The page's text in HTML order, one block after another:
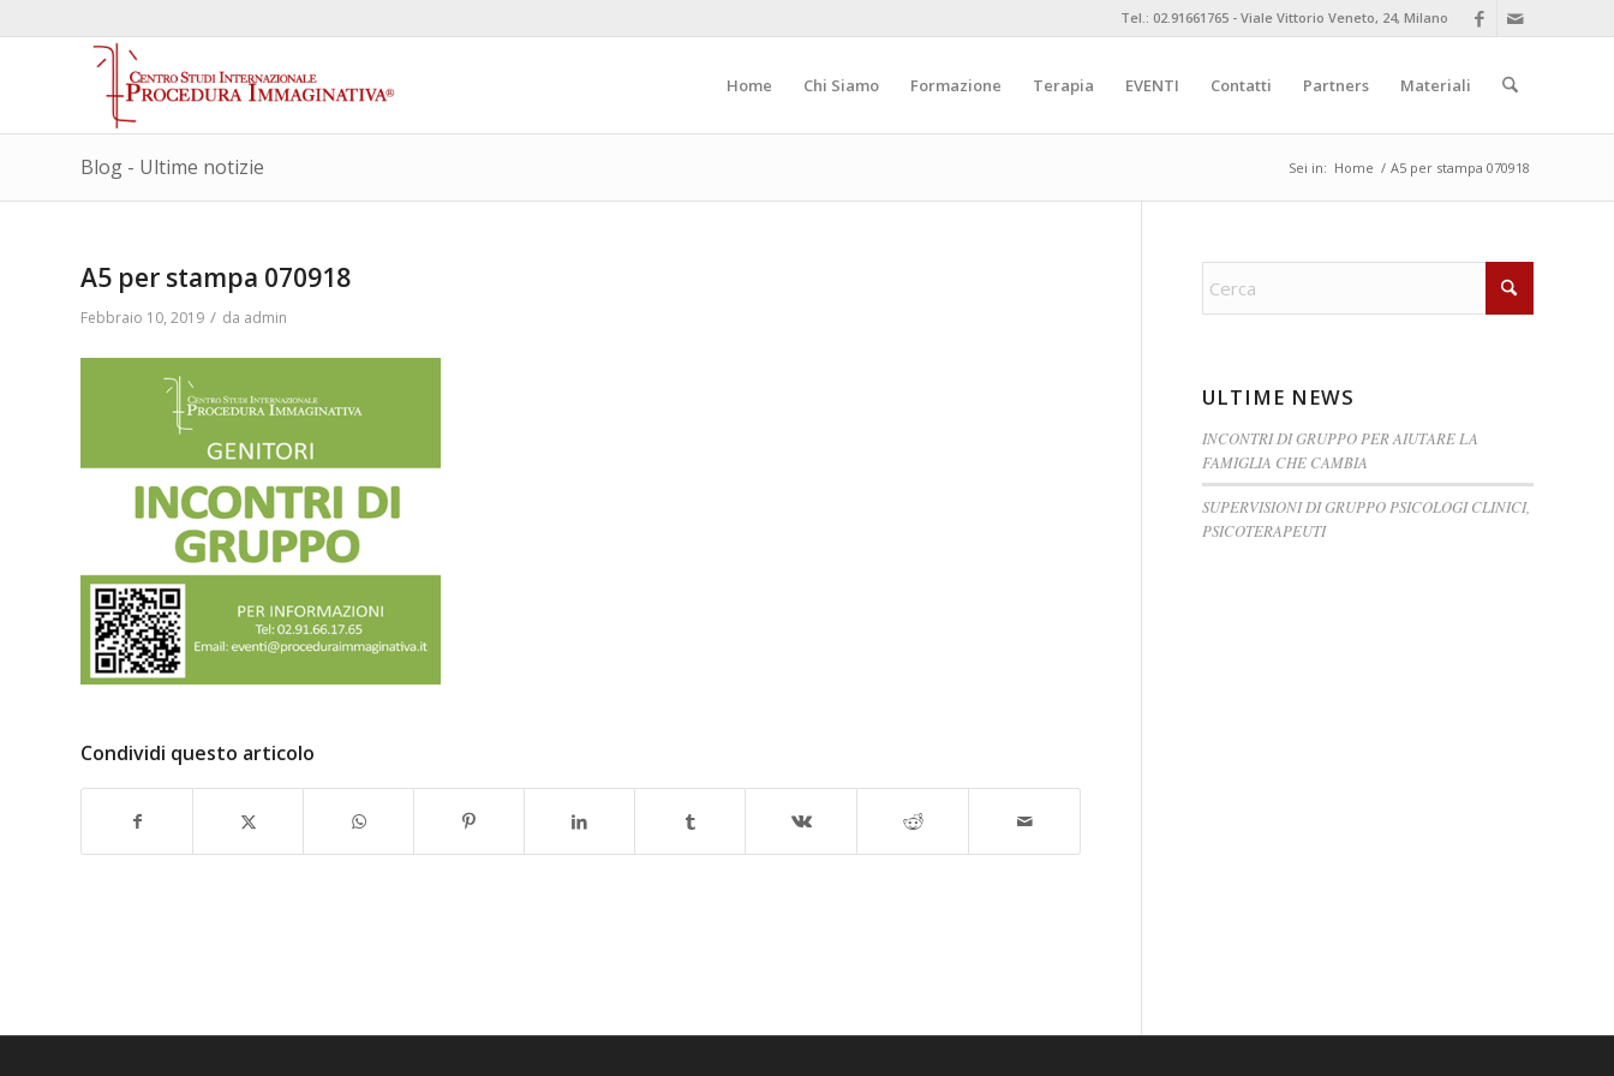
Tel.: 02.91661765 - Viale Vittorio Veneto, 24, Milano
Home Chi Siamo Formazione Terapia EVENTI Contatti Partners Materiali
Blog - Ultime notizie Sei in: Home / A5 per stampa 070918
A5 per stampa 070918
Febbraio 10, 2019 / da admin
Condividi questo articolo
ULTIME NEWS
INCONTRI DI GRUPPO PER AIUTARE LA
FAMIGLIA CHE CAMBIA
SUPERVISIONI DI GRUPPO PSICOLOGI CLINICI,
PSICOTERAPEUTI